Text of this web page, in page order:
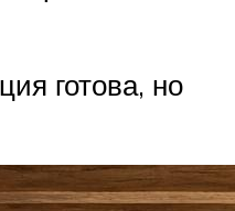
готова, но